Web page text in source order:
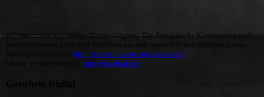
Informationen zur Online-Streitbeilegung: Die Europäische Kommission stellt
http://ec.europa.eu/consumers/odr/
info@laserhall.de